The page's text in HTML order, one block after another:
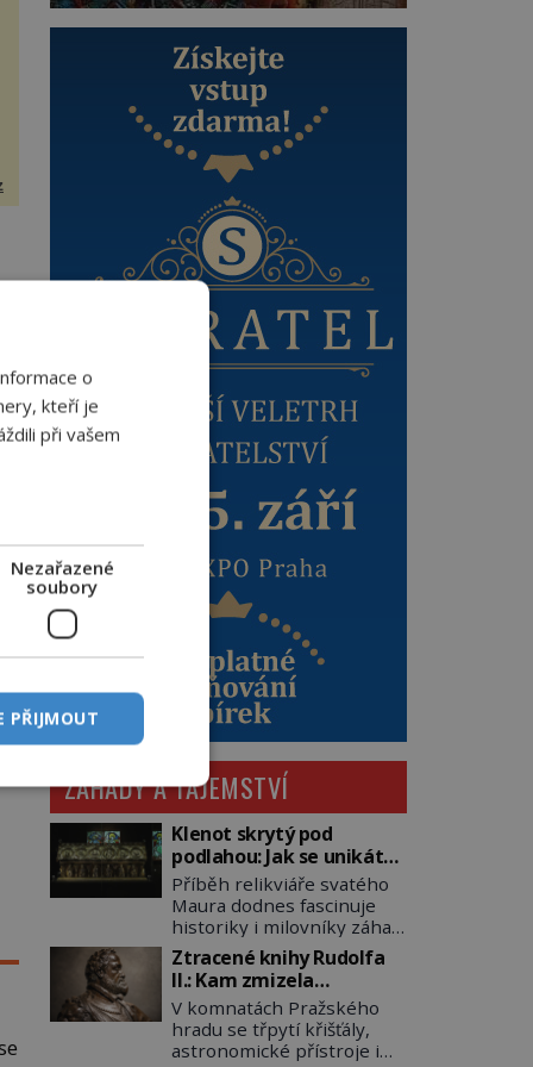
ZÁHADY A TAJEMSTVÍ
Klenot skrytý pod
podlahou: Jak se unikátní
románský poklad dostal
do zapadlého Bečova?
Příběh relikviáře svatého
Maura dodnes fascinuje
historiky i milovníky záhad
po celém světě. Tato
románská zlatnická
památka ze 13. století je
po českých korunovačních
klenotech druhým
nejcennějším movitým
Ztracené knihy Rudolfa
II.: Kam zmizela
nejzáhadnější knihovna
Evropy?
V komnatách Pražského
hradu se třpytí křišťály,
astronomické přístroje i
o
kteří je
při vašem
Nezařazené
soubory
PŘIJMOUT